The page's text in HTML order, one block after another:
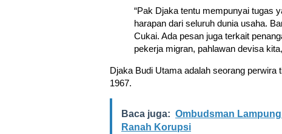
“Pak Djaka tentu mempunyai tugas
harapan dari seluruh dunia usaha.
Cukai. Ada pesan juga terkait
pekerja migran, pahlawan devisa
Djaka Budi Utama adalah seorang
1967.
Baca juga: Ombudsman
Ranah Korupsi